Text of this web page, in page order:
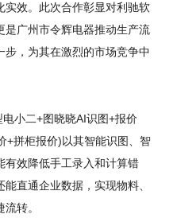
实效。此次合作彰显对利驰软
是广州市令辉电器推动生产流
，为其在激烈的市场竞争中
电小二+图晓晓AI识图+报价
+拼柜报价)以其智能识图、智
有效降低手工录入和计算错
直通企业数据，实现物料、
转。